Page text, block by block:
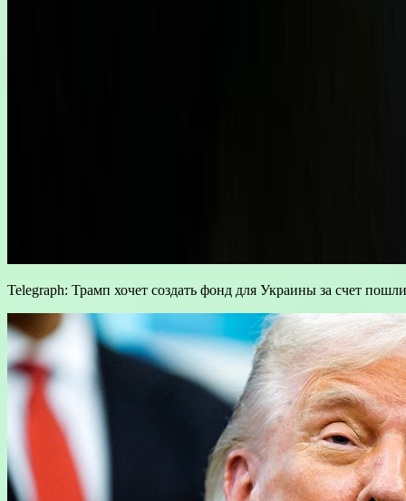
Telegraph: Трамп хочет создать фонд для Украины за счет